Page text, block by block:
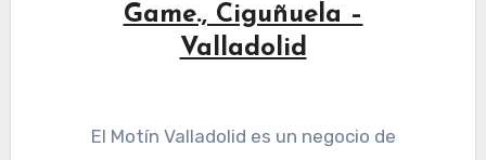
Game., Ciguñuela –
Valladolid
El Motín Valladolid es un negocio de